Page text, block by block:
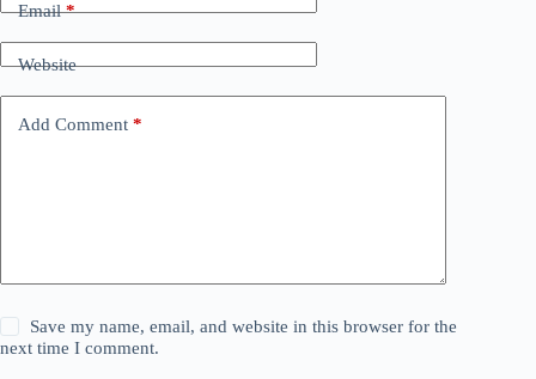
Email*
Website
Add Comment *
Save my name, email, and website in this browser for the
next time I comment.